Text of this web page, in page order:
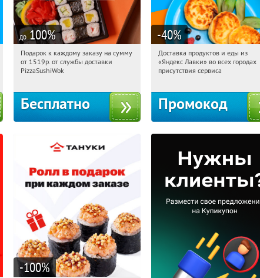
до 100%
21:36:10 Получили:197
г. Москва
Подарок к каждому заказу на сумму
от 1519р. от службы доставки
PizzaSushiWok
Бесплатно
-40%
21:36:10 Получили:
Россия
Доставка продуктов и еды из
«Яндекс Лавки» во всех городах
присутствия сервиса
Промокод
-100%